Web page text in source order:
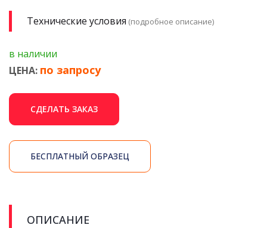
Технические условия (подробное описание)
в наличии
ЦЕНА: по запросу
СДЕЛАТЬ ЗАКАЗ
БЕСПЛАТНЫЙ ОБРАЗЕЦ
ОПИСАНИЕ